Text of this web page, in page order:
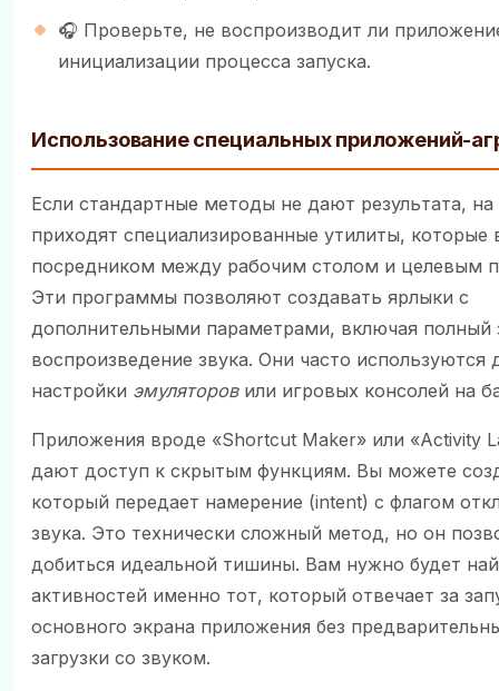
🎧 Проверьте, не воспроизводит ли
инициализации процесса запуска.
Использование специальных приложений-
Если стандартные методы не дают результата,
приходят специализированные утилиты, которые
посредником между рабочим столом и целевым
Эти программы позволяют создавать ярлыки с
дополнительными параметрами, включая полный
воспроизведение звука. Они часто используются
настройки эмуляторовили игровых консолей на
Приложения вроде «Shortcut Maker» или «Activity
дают доступ к скрытым функциям. Вы можете
который передает намерение (intent) с флагом
звука. Это технически сложный метод, но он
добиться идеальной тишины. Вам нужно будет
активностей именно тот, который отвечает за
основного экрана приложения без
загрузки со звуком.